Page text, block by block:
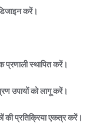
करें।
स्थापित करें।
उपायों को लागू करें।
की प्रतिक्रिया एकत्र करें।